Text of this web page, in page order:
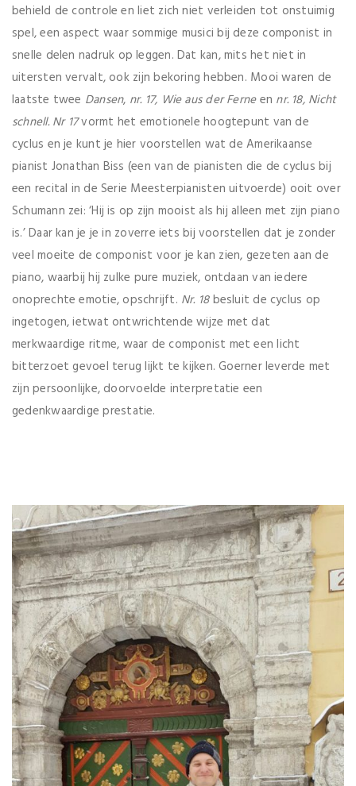
behield de controle en liet zich niet verleiden tot onstuimig
spel, een aspect waar sommige musici bij deze componist in
snelle delen nadruk op leggen. Dat kan, mits het niet in
uitersten vervalt, ook zijn bekoring hebben. Mooi waren de
laatste twee Dansen, nr. 17, Wie aus der Ferneen nr. 18, Nicht
schnell. Nr 17vormt het emotionele hoogtepunt van de
cyclus en je kunt je hier voorstellen wat de Amerikaanse
pianist Jonathan Biss (een van de pianisten die de cyclus bij
een recital in de Serie Meesterpianisten uitvoerde) ooit over
Schumann zei: ‘Hij is op zijn mooist als hij alleen met zijn piano
is.’ Daar kan je je in zoverre iets bij voorstellen dat je zonder
veel moeite de componist voor je kan zien, gezeten aan de
piano, waarbij hij zulke pure muziek, ontdaan van iedere
onoprechte emotie, opschrijft. Nr. 18besluit de cyclus op
ingetogen, ietwat ontwrichtende wijze met dat
merkwaardige ritme, waar de componist met een licht
bitterzoet gevoel terug lijkt te kijken. Goerner leverde met
zijn persoonlijke, doorvoelde interpretatie een
gedenkwaardige prestatie.